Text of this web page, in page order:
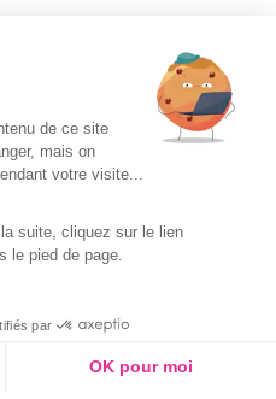
de ce site
mais on
votre visite...
suite, cliquez sur le lien
le pied de page.
par
OK pour moi